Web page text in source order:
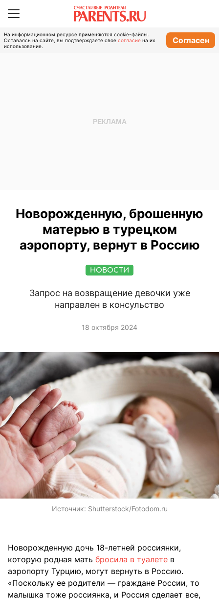
На информационном ресурсе применяются cookie-файлы.
Оставаясь на сайте, вы подтверждаете свое согласие на их
использование.
Согласен
Новорожденную, брошенную
матерью в турецком
аэропорту, вернут в Россию
НОВОСТИ
Запрос на возвращение девочки уже
направлен в консульство
18 октября 2024
Источник: Shutterstock/Fotodom.ru
Новорожденную дочь 18-летней россиянки,
которую родная мать бросила в туалете в
аэропорту Турцию, могут вернуть в Россию.
«Поскольку ее родители — граждане России, то
малышка тоже россиянка, и Россия сделает все,